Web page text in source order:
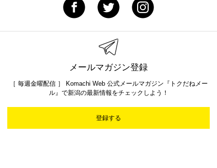
メールマガジン登録
［ 毎週金曜配信 ］ Komachi Web 公式メールマガジン『トクだねメー
ル』で新潟の最新情報をチェックしよう！
登録する